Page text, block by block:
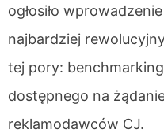
ogłosiło
najbardziej
tej pory:
dostępnego na
reklamodawców CJ.